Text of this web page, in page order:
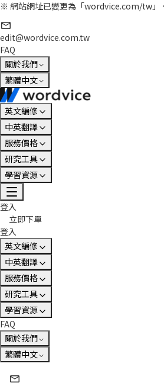
※ 網站網址已變更為「wordvice.com/tw」
edit@wordvice.com.tw
FAQ
關於我們
繁體中文
英文編修
中英翻譯
服務價格
研究工具
學習資源
登入
立即下單
登入
英文編修
中英翻譯
服務價格
研究工具
學習資源
FAQ
關於我們
繁體中文